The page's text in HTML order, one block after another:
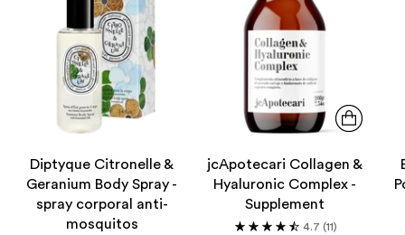
Diptyque Citronelle &
Geranium Body Spray -
spray corporal anti-
mosquitos
jcApotecari Collagen &
Hyaluronic Complex -
Supplement
4.7 (11)